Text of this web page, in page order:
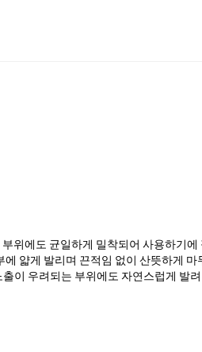
위에도 균일하게 밀착되어 사용하기
얇게 발리며 끈적임 없이 산뜻하게
이 우려되는 부위에도 자연스럽게 발